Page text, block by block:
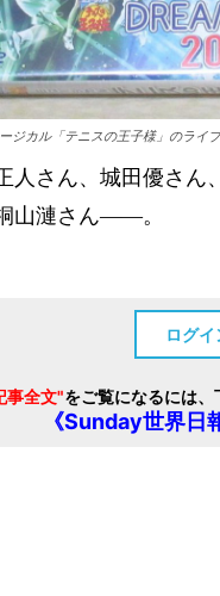
ジカル「テニスの王子様」のライ
人さん、城田優さん
山漣さん――。
ログ
事全文"をご覧になるには、
《Sunday世界日